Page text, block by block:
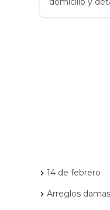
14 de febrero
Arreglos